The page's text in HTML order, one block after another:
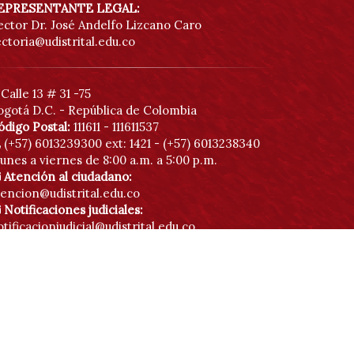
LEGAL:
Dr. José Andelfo Lizcano Caro
13 # 31 -75
D.C. - República de Colombia
Postal: 111611 - 111611537
(+57) 6013239300 ext: 1421 - (+57) 6013238340
a viernes de 8:00 a.m. a 5:00 p.m.
Atención al ciudadano:
Notificaciones judiciales: